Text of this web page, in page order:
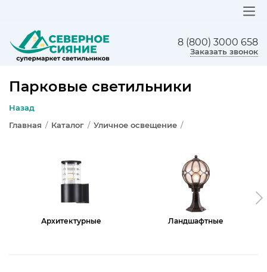
8 (800) 3000 658
Заказать звонок
Парковые светильники
Назад
Главная / Каталог / Уличное освещение /
Архитектурные Ландшафтные
ЛЮСТРЫ
БРА И ПОДСВЕТКА
НАСТОЛЬНЫЕ ЛАМПЫ
ТОРШЕРЫ
СВЕТИЛЬНИКИ КАК В ИКЕА